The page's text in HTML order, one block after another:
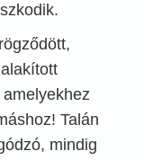
Talán
mindig